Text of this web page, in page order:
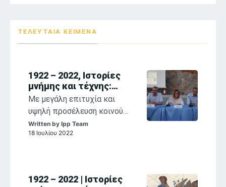
ΤΕΛΕΥΤΑΙΑ ΚΕΙΜΕΝΑ
1922 – 2022, Ιστορίες
μνήμης και τέχνης:
αναστοχασμοί στη
θρησκευτική ζωγραφική
των Παπαλουκά,
Κόντογλου, Βασιλείου
Με μεγάλη επιτυχία και
υψηλή προσέλευση κοινού
συνεχίζονται η έκθεση
«1922-2022, Σ. Παπαλουκάς,
εκδηλώσεις που
Written by Ipp Team
18 Ιουλίου 2022
1922 – 2022 | Ιστορίες